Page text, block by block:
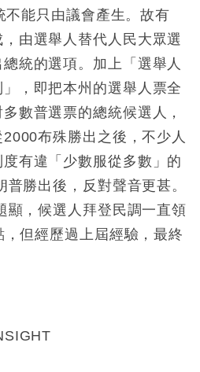
能只由議會產生。故有
，由選舉人替代人民大眾選
統的選項。加上「選舉人
，即把本州的選舉人票全
數普選票的總統候選人，
布殊勝出之後，不少人
有違「少數服從多數」的
勝出後，反對聲音更甚。
顯，候選人拜登民調一直領
但經歷過上屆經驗，最終